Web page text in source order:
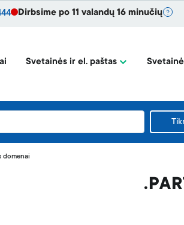
Dirbsime po 11 valandų 16 minučių
Svetainės ir el. paštas
domenai